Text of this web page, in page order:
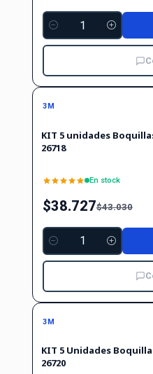
Cantidad
-10%
3M
KIT 5 unidades Boquillas
26718
En stock
$38.727$43.030
Cantidad
-10%
3M
KIT 5 Unidades Boquillas
26720